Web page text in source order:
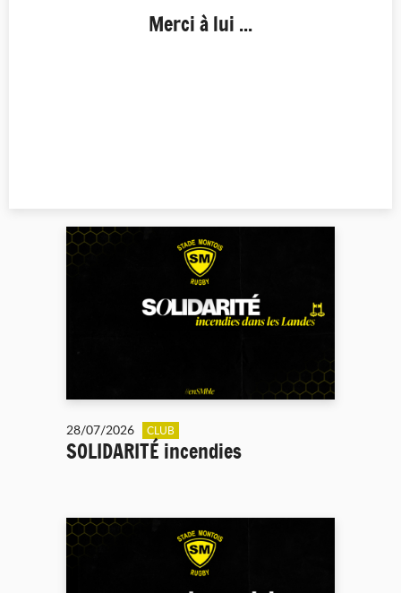
Merci à lui ...
28/07/2026 CLUB
SOLIDARITÉ incendies